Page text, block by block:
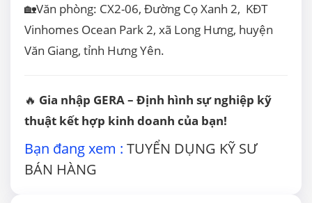
🏡Văn phòng: CX2-06, Đường Cọ Xanh 2, KĐT
Vinhomes Ocean Park 2, xã Long Hưng, huyện
Văn Giang, tỉnh Hưng Yên.
🔥 Gia nhập GERA – Định hình sự nghiệp kỹ
thuật kết hợp kinh doanh của bạn!
Bạn đang xem : TUYỂN DỤNG KỸ SƯ
BÁN HÀNG